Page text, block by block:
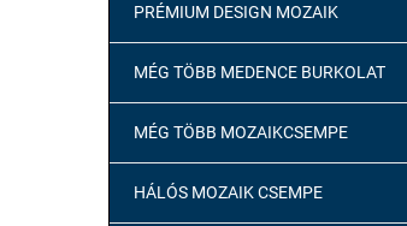
PRÉMIUM DESIGN MOZAIK
MÉG TÖBB MEDENCE BURKOLAT
MÉG TÖBB MOZAIKCSEMPE
HÁLÓS MOZAIK CSEMPE